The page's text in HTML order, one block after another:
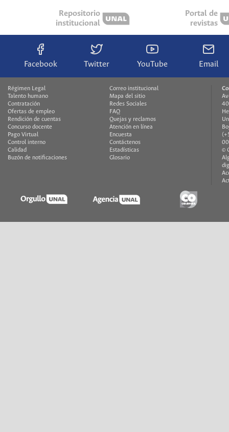
Repositorio
institucional
Portal de
revistas
Facebook Twitter YouTube Email
Régimen Legal
Talento humano
Contratación
Ofertas de empleo
Rendición de cuentas
Concurso docente
Pago Virtual
Control interno
Calidad
Buzón de notificaciones
Correo institucional
Mapa del sitio
Redes Sociales
FAQ
Quejas y reclamos
Atención en línea
Encuesta
Contáctenos
Estadísticas
Glosario
©